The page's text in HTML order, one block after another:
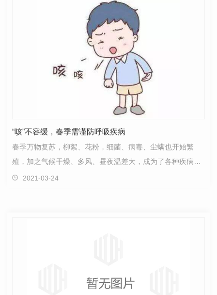
“咳”不容缓，春季需谨防呼吸疾病
春季万物复苏，柳絮、花粉，细菌、病毒、尘螨也开始繁
殖，加之气候干燥、多风、昼夜温差大，成为了各种疾病的
高发季节，尤以感冒、鼻炎、咽喉肿痛等呼吸道疾病更为…
2021-03-24